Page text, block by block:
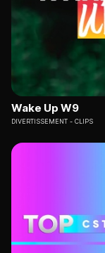
Wake Up W9
DIVERTISSEMENT CLIPS